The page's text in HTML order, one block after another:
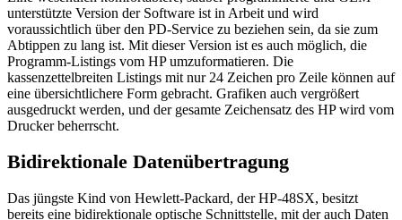
unterstützte Version der Software ist in Arbeit und wird
voraussichtlich über den PD-Service zu beziehen sein, da sie zum
Abtippen zu lang ist. Mit dieser Version ist es auch möglich, die
Programm-Listings vom HP umzuformatieren. Die
kassenzettelbreiten Listings mit nur 24 Zeichen pro Zeile können auf
eine übersichtlichere Form gebracht. Grafiken auch vergrößert
ausgedruckt werden, und der gesamte Zeichensatz des HP wird vom
Drucker beherrscht.
Bidirektionale Datenübertragung
Das jüngste Kind von Hewlett-Packard, der HP-48SX, besitzt
bereits eine bidirektionale optische Schnittstelle, mit der auch Daten